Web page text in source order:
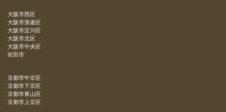
大阪市西区
大阪市浪速区
大阪市淀川区
大阪市北区
大阪市中央区
吹田市
京都市中京区
京都市下京区
京都市東山区
京都市上京区